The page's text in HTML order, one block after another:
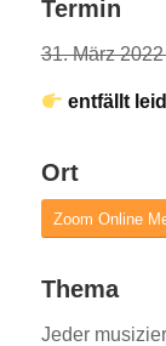
Termin
31. März
entfällt
Ort
Zoom Online
Thema
Jeder